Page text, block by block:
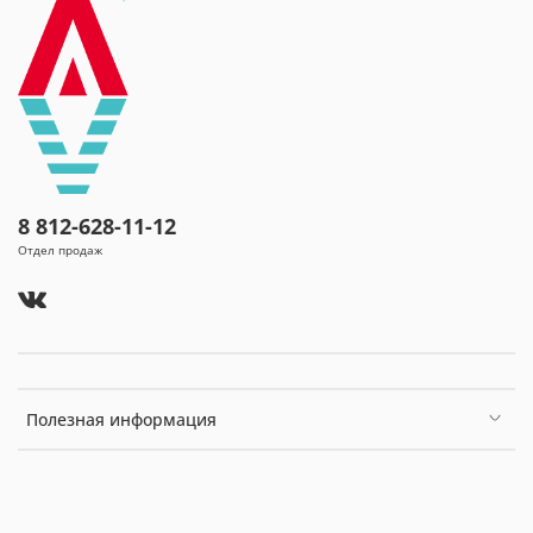
нарушение органов пищеварения после
оперативных вмешательств по поводу язвенной
болезни желудка; постхолецистэктомический
синдром;
болезни мочевыводящих путей (хронический
пиелонефрит, мочекаменная болезнь, хронический
цистит, уретрит).
Полезная информация
8 812-628-11-12
Отдел продаж